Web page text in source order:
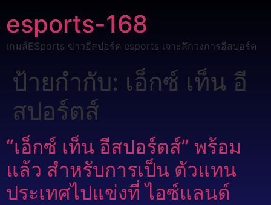
esports-168
เกมส์ESports ข่าวอีสปอร์ต esports เจาะลึกวงการอีสปอร์ต
ป้ายกำกับ: เอ็กซ์ เท็น อี
สปอร์ตส์
“เอ็กซ์ เท็น อีสปอร์ตส์” พร้อม
แล้ว สำหรับการเป็น ตัวแทน
ประเทศไปแข่งที่ ไอซ์แลนด์